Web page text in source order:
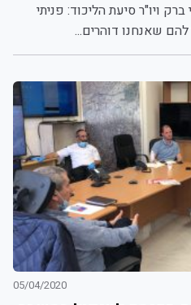
ויו"ר סיעת הליכוד: פניתי
שאנחנו דוהרים...
05/04/2020